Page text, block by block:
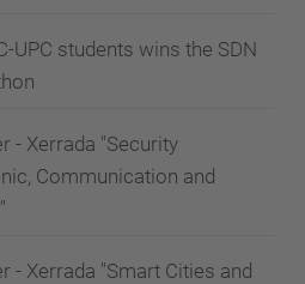
UPC students wins the SDN
- Xerrada "Security
Communication and
- Xerrada "Smart Cities and